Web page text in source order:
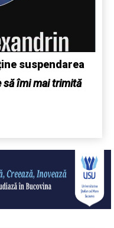
suspendarea
să îmi mai trimită